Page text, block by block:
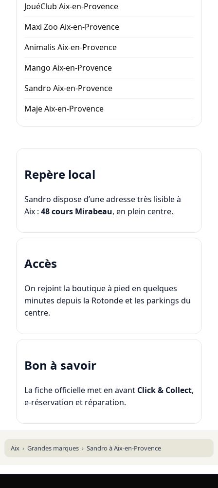
Repère local
Sandro dispose d’une adresse très lisible à
Aix : 48 cours Mirabeau, en plein centre.
Accès
On rejoint la boutique à pied en quelques
minutes depuis la Rotonde et les parkings du
centre.
Bon à savoir
La fiche officielle met en avant Click & Collect,
e-réservation et réparation.
JouéClub Aix-en-Provence
Maxi Zoo Aix-en-Provence
Animalis Aix-en-Provence
Mango Aix-en-Provence
Sandro Aix-en-Provence
Maje Aix-en-Provence
Aix Grandes marques Sandro à Aix-en-Provence